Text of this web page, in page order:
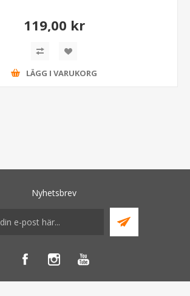
119,00 kr
LÄGG I VARUKORG
Nyhetsbrev